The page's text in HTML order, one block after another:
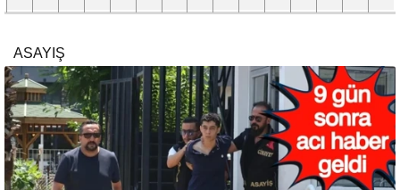
ASAYIŞ